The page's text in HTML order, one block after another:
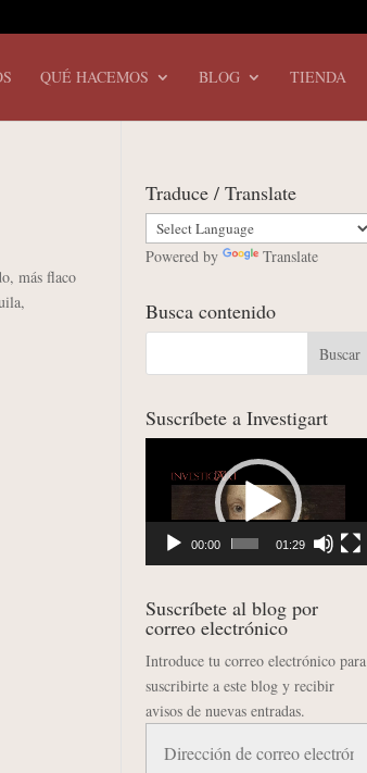
QUÉ HACEMOS BLOG TIENDA
más flaco
Traduce / Translate
Powered by Translate
Busca contenido
Suscríbete a Investigart
00:00 01:29
Suscríbete al blog por
correo electrónico
Introduce tu correo electrónico para
suscribirte a este blog y recibir
avisos de nuevas entradas.